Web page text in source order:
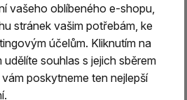
anejkrásnějších
název pochází z řeckého
sytě zelenou barvu.
bylceněn pro svou krásu a
amuletů a dekorativních
vašeho oblíbeného e-shopu,
stránek vašim potřebám, ke
účelům. Kliknutím na
udělíte souhlas s jejich sběrem
poskytneme ten nejlepší